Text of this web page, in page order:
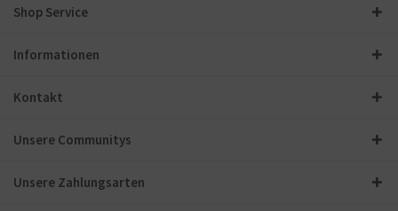
Shop Service
Informationen
Kontakt
Unsere Communitys
Unsere Zahlungsarten